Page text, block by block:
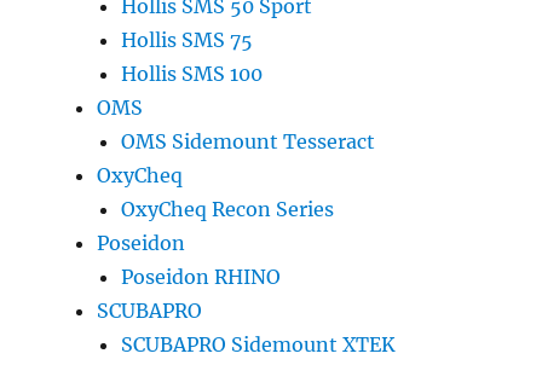
Hollis SMS 50 Sport
Hollis SMS 75
Hollis SMS 100
OMS
OMS Sidemount Tesseract
OxyCheq
OxyCheq Recon Series
Poseidon
Poseidon RHINO
SCUBAPRO
SCUBAPRO Sidemount XTEK